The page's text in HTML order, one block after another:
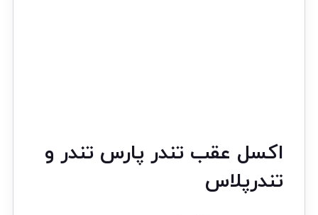
اکسل عقب تندر پارس تندر و
تندرپلاس